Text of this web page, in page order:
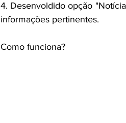
4. Desenvoldido opção
informações pertinentes.
Como funciona?